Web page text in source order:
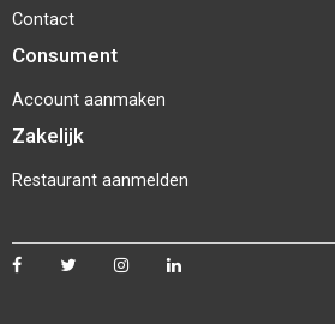
Contact
Consument
Account aanmaken
Zakelijk
Restaurant aanmelden